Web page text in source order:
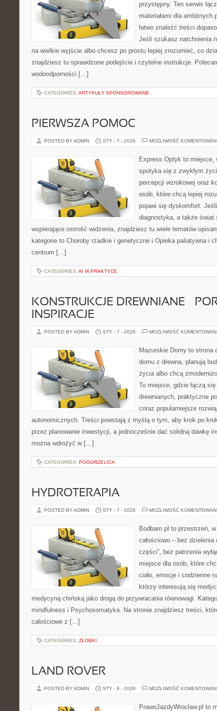
przystępny. Ten serwis
materiałami dla ambitnych
łatwo znaleźć treści
Jeśli szukasz natchnienia
na wielkie wyjście albo chcesz po prostu lepiej zrozumieć, co
znajdziesz tu sprawdzone podejście i czytelne instrukcje.
wodoodporności […]
CATEGORIES: ARTYKUŁY SPONSOROWANE
PIERWSZA POMOC
POSTED BY ADMIN STY - 7 - 2026 MOŻLIWOŚĆ
Express Optyk to miejsce,
spotyka się z zwykłym
percepcji wzrokowej oraz
osób, które chcą lepiej
pojawi się dyskomfort.
diagnostyka, a także świat
wspierające ostrość widzenia, znajdziesz tu wiele tematów
kategorie to Choroby rzadkie i genetyczne i Opieka paliatywna i
centrum […]
CATEGORIES: AI W PRAKTYCE
KONSTRUKCJE DREWNIANE –
INSPIRACJE
POSTED BY ADMIN STY - 7 - 2026 MOŻLIWOŚĆ
Mazurskie Domy to strona
domu z drewna, planują
życia albo chcą
To miejsce, gdzie łączą
drewnianych, praktyczne
coraz popularniejsze
autonomicznych. Treści powstają z myślą o tym, aby krok po
przez planowanie inwestycji, a jednocześnie dać solidną dawkę
można wdrożyć w […]
CATEGORIES: POGORZELICA
HYDROTERAPIA
POSTED BY ADMIN STY - 7 - 2026 MOŻLIWOŚĆ
Bodbam.pl to przestrzeń,
całościowo – bez dzielenia
części”, bez patrzenia
miejsce dla osób, które
ciało, emocje i codzienne
którzy interesują się
medycyną chińską jako drogą do przywracania równowagi.
mindfulness i Psychosomatyka. Na stronie znajdziesz treści,
całościowe z […]
CATEGORIES: ŻŁOBKI
LAND ROVER
POSTED BY ADMIN STY - 6 - 2026 MOŻLIWOŚĆ
PrawoJazdyWroclaw.pl to